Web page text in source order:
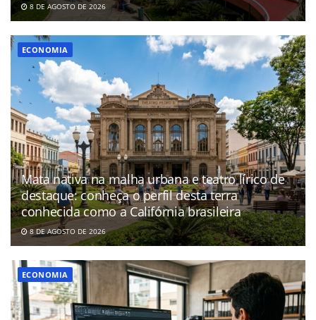
8 DE AGOSTO DE 2026
ECONOMIA
Mata nativa na malha urbana e teatro lírico de
destaque: conheça o perfil desta terra
conhecida como a Califórnia brasileira
8 DE AGOSTO DE 2026
ECONOMIA